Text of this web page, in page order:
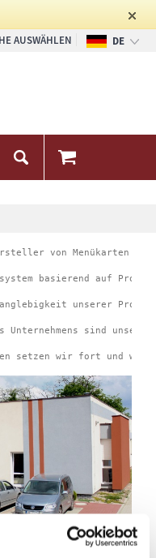
AUSWÄHLEN
DE
von Menükarten und
basierend auf
unserer
sind unsere
setzen wir fort und wir